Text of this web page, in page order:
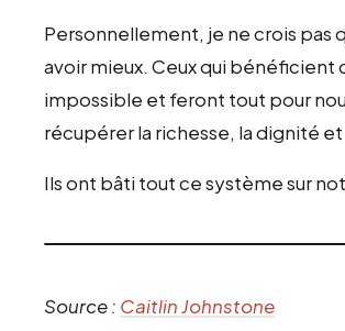
Personnellement, je ne crois pas
avoir mieux. Ceux qui bénéficient
impossible et feront tout pour
récupérer la richesse, la dignité
Ils ont bâti tout ce système sur
Source : Caitlin Johnstone